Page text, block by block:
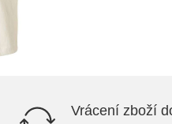
Vrácení zboží